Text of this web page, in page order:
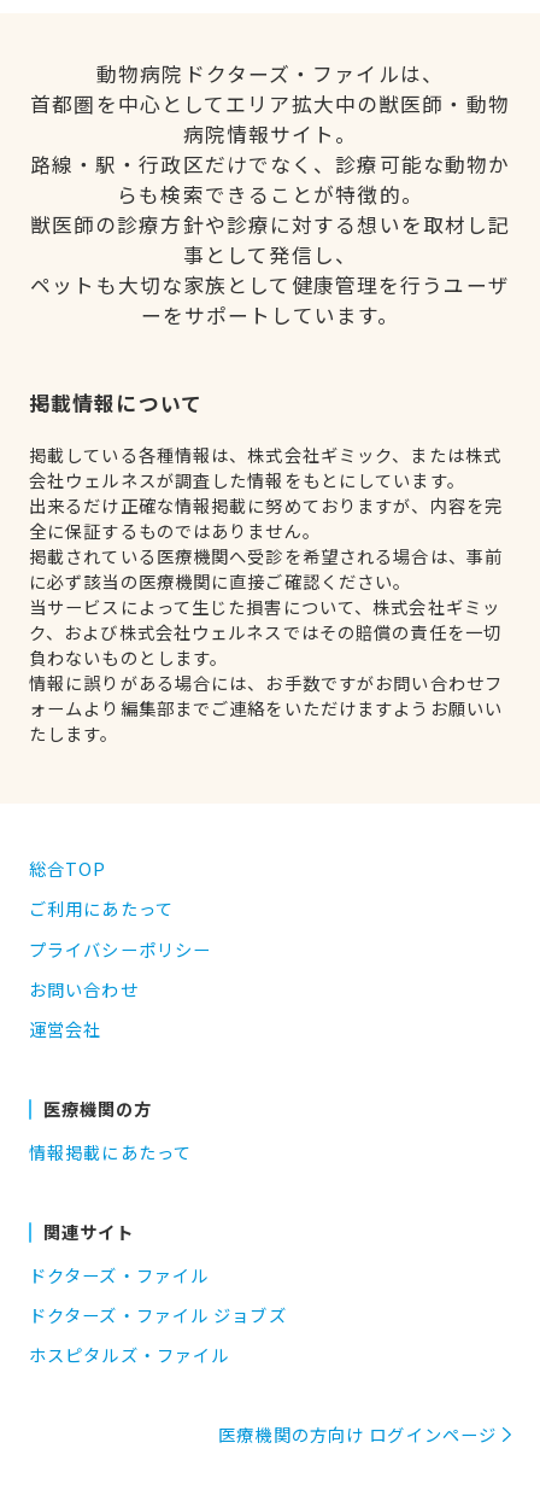
動物病院ドクターズ・ファイルは、
首都圏を中心としてエリア拡大中の獣医師・動物
病院情報サイト。
路線・駅・行政区だけでなく、診療可能な動物か
らも検索できることが特徴的。
獣医師の診療方針や診療に対する想いを取材し記
事として発信し、
ペットも大切な家族として健康管理を行うユーザ
ーをサポートしています。
掲載情報について
掲載している各種情報は、株式会社ギミック、または株式
会社ウェルネスが調査した情報をもとにしています。
出来るだけ正確な情報掲載に努めておりますが、内容を完
全に保証するものではありません。
掲載されている医療機関へ受診を希望される場合は、事前
に必ず該当の医療機関に直接ご確認ください。
当サービスによって生じた損害について、株式会社ギミッ
ク、および株式会社ウェルネスではその賠償の責任を一切
負わないものとします。
情報に誤りがある場合には、お手数ですがお問い合わせフ
ォームより編集部までご連絡をいただけますようお願いい
たします。
総合TOP
ご利用にあたって
プライバシーポリシー
お問い合わせ
運営会社
医療機関の方
情報掲載にあたって
関連サイト
ドクターズ・ファイル
ドクターズ・ファイル ジョブズ
ホスピタルズ・ファイル
医療機関の方向け ログインページ